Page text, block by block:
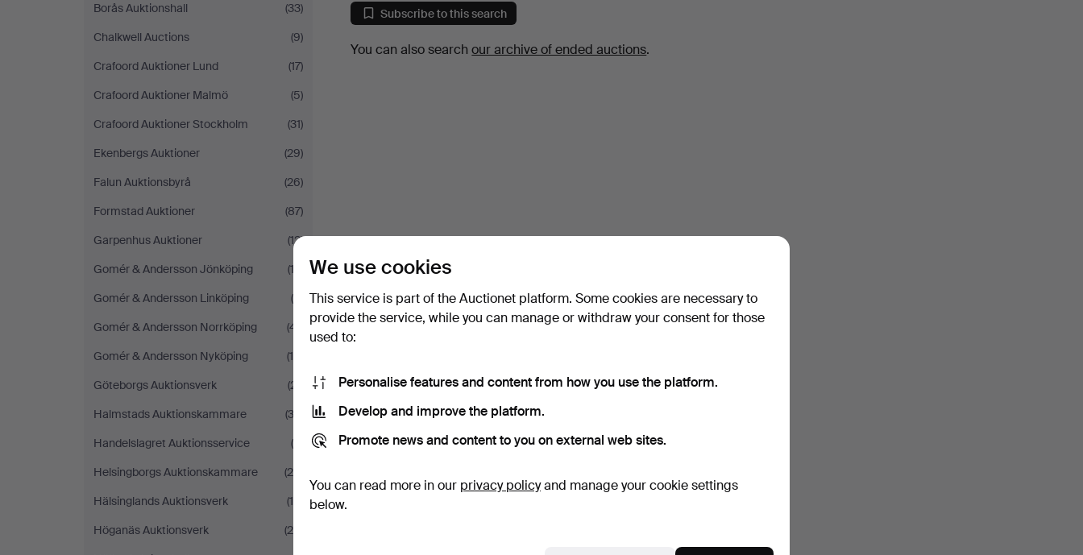
Borås Auktionshall
(33)
Chalkwell Auctions
(9)
Crafoord Auktioner Lund
(17)
Crafoord Auktioner Malmö
(5)
Crafoord Auktioner Stockholm
(31)
Ekenbergs Auktioner
(29)
Falun Auktionsbyrå
(26)
Formstad Auktioner
(87)
Garpenhus Auktioner
(12)
Gomér & Andersson Jönköping
(12)
Gomér & Andersson Linköping
(8)
Gomér & Andersson Norrköping
(41)
Gomér & Andersson Nyköping
(16)
Göteborgs Auktionsverk
(21)
Halmstads Auktionskammare
(33)
Handelslagret Auktionsservice
(4)
Helsingborgs Auktionskammare
(20)
Hälsinglands Auktionsverk
(10)
Höganäs Auktionsverk
(20)
Subscribe to this search
You can also searchour archive of ended auctions.
We use cookies
This service is part of the Auctionet platform. Some cookies are necessary to
provide the service, while you can manage or withdraw your consent for those
used to:
Personalise features and content from how you use the platform.
Develop and improve the platform.
Promote news and content to you on external web sites.
You can read more in our privacy policyand manage your cookie settings
below.